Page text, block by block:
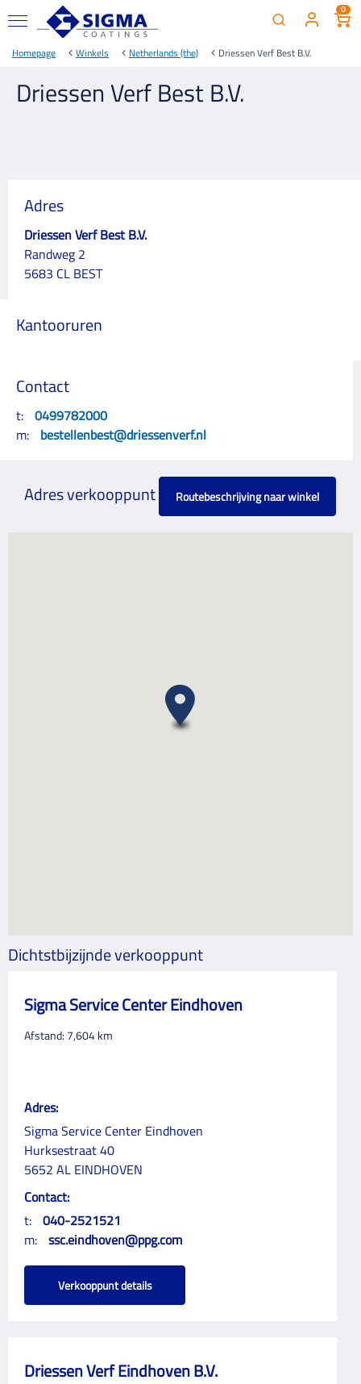
0
Homepage Winkels Netherlands (the) Driessen Verf Best B.V.
Driessen Verf Best B.V.
Adres
Driessen Verf Best B.V.
Randweg 2
5683 CL BEST
Kantooruren
Contact
t: 0499782000
m:
bestellenbest@driessenverf.nl
Adres verkooppunt Routebeschrijving naar winkel
Dichtstbijzijnde verkooppunt
Sigma Service Center Eindhoven
Afstand: 7,604km
Adres:
Sigma Service Center Eindhoven
Hurksestraat 40
5652 AL EINDHOVEN
Contact:
t: 040-2521521
m: ssc.eindhoven@ppg.com
Verkooppunt details
Driessen Verf Eindhoven B.V.